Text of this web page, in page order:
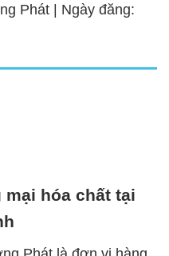
Phát | Ngày đăng:
hóa chất tại